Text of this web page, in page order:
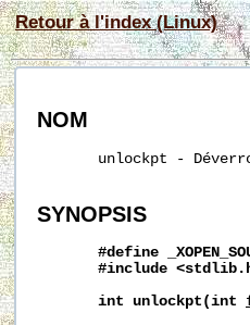
Retour à l'index (Linux)
NOM
unlockpt -
SYNOPSIS
#define
#include
int
unlockpt(int